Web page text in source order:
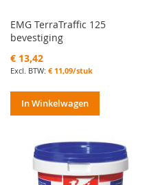
EMG TerraTraffic 125
bevestiging
€ 13,42
€ 11,09/stuk
In Winkelwagen